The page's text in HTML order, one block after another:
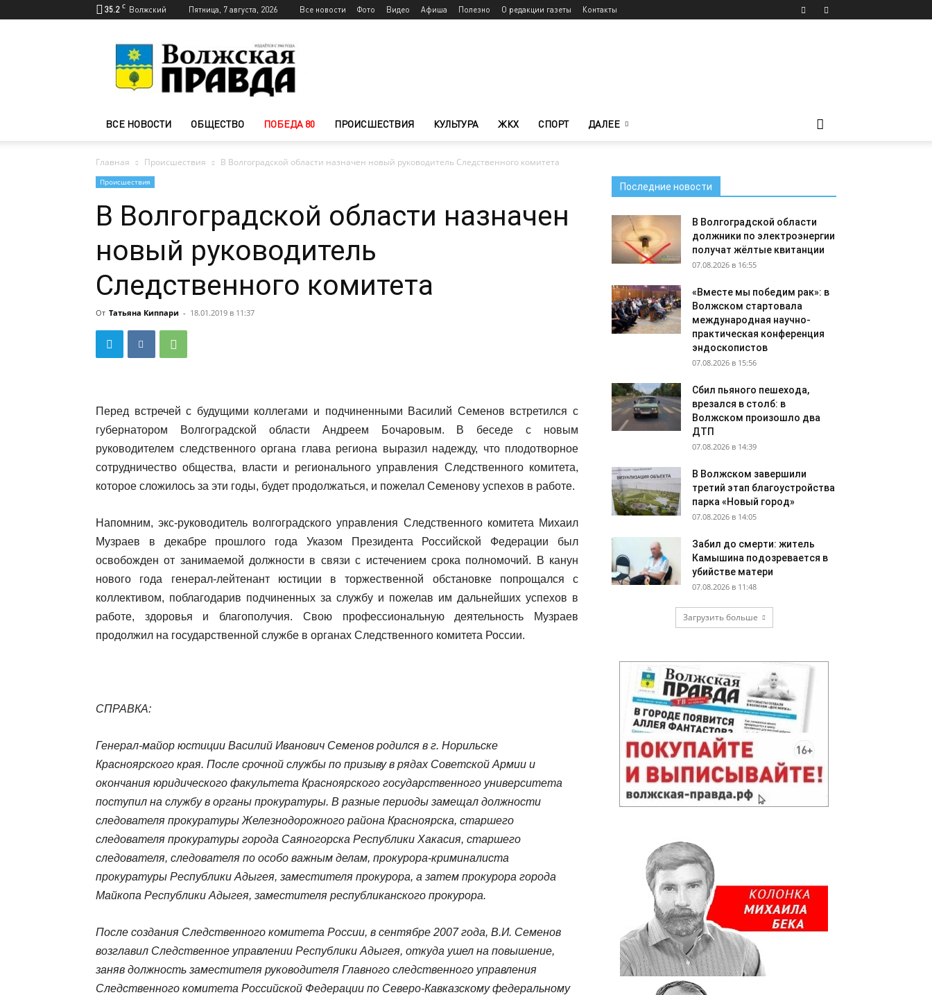
35.2 C Волжский Пятница, 7 августа, 2026 Все новости Фото Видео Афиша Полезно О редакции газеты Контакты
Волжского
—
Волжская
ВСЕ НОВОСТИ ОБЩЕСТВО ПОБЕДА 80 ПРОИСШЕСТВИЯ КУЛЬТУРА ЖКХ СПОРТ ДАЛЕЕ
Главная Происшествия В Волгоградской области назначен новый руководитель Следственного комитета
Происшествия
В Волгоградской области назначен
новый руководитель
Следственного комитета
От Татьяна Киппари - 18.01.2019 в 11:37
Перед встречей с будущими коллегами и подчиненными Василий Семенов встретился с
губернатором Волгоградской области Андреем Бочаровым. В беседе с новым
руководителем следственного органа глава региона выразил надежду, что плодотворное
сотрудничество общества, власти и регионального управления Следственного комитета,
которое сложилось за эти годы, будет продолжаться, и пожелал Семенову успехов в работе.
Напомним, экс-руководитель волгоградского управления Следственного комитета Михаил
Музраев в декабре прошлого года Указом Президента Российской Федерации был
освобожден от занимаемой должности в связи с истечением срока полномочий. В канун
нового года генерал-лейтенант юстиции в торжественной обстановке попрощался с
коллективом, поблагодарив подчиненных за службу и пожелав им дальнейших успехов в
работе, здоровья и благополучия. Свою профессиональную деятельность Музраев
продолжил на государственной службе в органах Следственного комитета России.
СПРАВКА:
Генерал-майор юстиции Василий Иванович Семенов родился в г. Норильске
Красноярского края. После срочной службы по призыву в рядах Советской Армии и
окончания юридического факультета Красноярского государственного университета
поступил на службу в органы прокуратуры. В разные периоды замещал должности
следователя прокуратуры Железнодорожного района Красноярска, старшего
следователя прокуратуры города Саяногорска Республики Хакасия, старшего
следователя, следователя по особо важным делам, прокурора-криминалиста
прокуратуры Республики Адыгея, заместителя прокурора, а затем прокурора города
Майкопа Республики Адыгея, заместителя республиканского прокурора.
После создания Следственного комитета России, в сентябре 2007 года, В.И. Семенов
возглавил Следственное управлении Республики Адыгея, откуда ушел на повышение,
заняв должность заместителя руководителя Главного следственного управления
Следственного комитета Российской Федерации по Северо-Кавказскому федеральному
Последние новости
В Волгоградской области
должники по электроэнергии
получат жёлтые квитанции
07.08.2026 в 16:55
«Вместе мы победим рак»: в
Волжском стартовала
международная научно-
практическая конференция
эндоскопистов
07.08.2026 в 15:56
Сбил пьяного пешехода,
врезался в столб: в
Волжском произошло два
ДТП
07.08.2026 в 14:39
В Волжском завершили
третий этап благоустройства
парка «Новый город»
07.08.2026 в 14:05
Забил до смерти: житель
Камышина подозревается в
убийстве матери
07.08.2026 в 11:48
Загрузить больше